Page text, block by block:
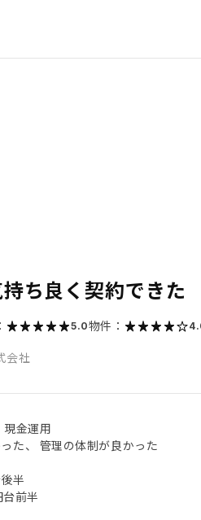
ち良く契約できた
5.0物件：
会社
金運用
た、 管理の体制が良かった
半
前半